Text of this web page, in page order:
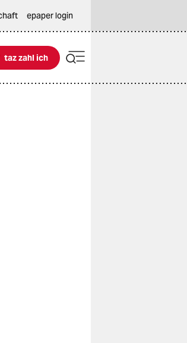
epaper login
zahl ich
taz zahl ich